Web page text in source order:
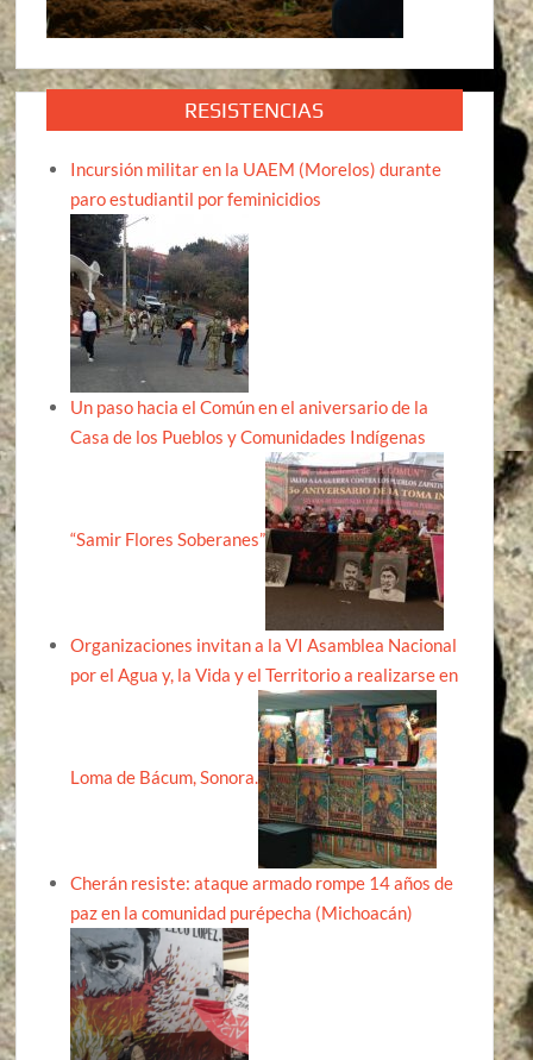
RESISTENCIAS
Incursión militar en la UAEM (Morelos) durante
paro estudiantil por feminicidios
Un paso hacia el Común en el aniversario de la
Casa de los Pueblos y Comunidades Indígenas
“Samir Flores Soberanes”
Organizaciones invitan a la VI Asamblea Nacional
por el Agua y, la Vida y el Territorio a realizarse en
Loma de Bácum, Sonora.
Cherán resiste: ataque armado rompe 14 años de
paz en la comunidad purépecha (Michoacán)